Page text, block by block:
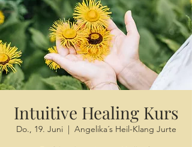
Intuitive Healing Kurs
Do., 19. Juni
  |
Angelika´s Heil-Klang Jurte